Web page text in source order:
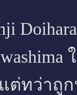
แต่ทว่าถู